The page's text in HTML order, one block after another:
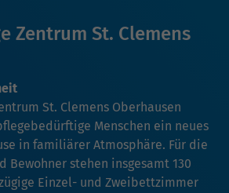
Zentrum St. Clemens
St. Clemens Oberhausen
Menschen ein neues
in familiärer Atmosphäre. Für die
Bewohner stehen insgesamt 130
Einzel- und Zweibettzimmer